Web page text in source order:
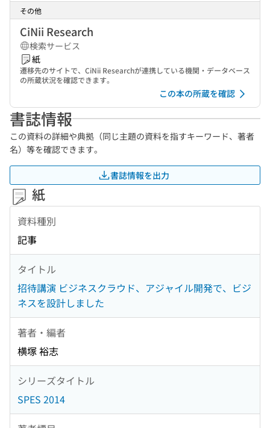
その他
CiNii Research
検索サービス
紙
遷移先のサイトで、CiNii Researchが連携している機関・データベース
の所蔵状況を確認できます。
この本の所蔵を確認
書誌情報
この資料の詳細や典拠（同じ主題の資料を指すキーワード、著者
名）等を確認できます。
書誌情報を出力
紙
資料種別
記事
タイトル
招待講演 ビジネスクラウド、アジャイル開発で、ビジ
ネスを設計しました
著者・編者
横塚 裕志
シリーズタイトル
SPES 2014